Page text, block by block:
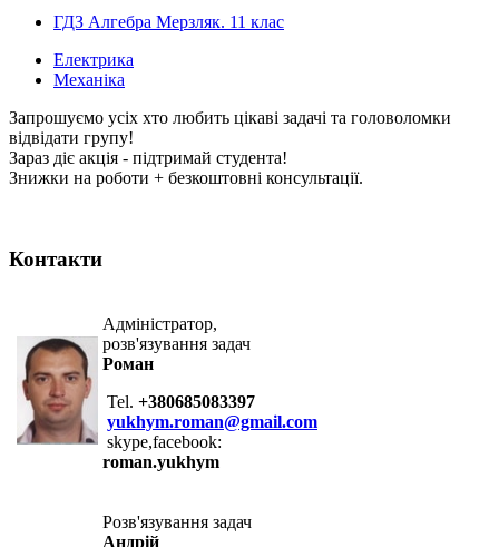
ГДЗ Алгебра Мерзляк. 11 клас
Електрика
Механіка
Запрошуємо усіх хто любить цікаві задачі та головоломки
відвідати групу!
Зараз діє акція - підтримай студента!
Знижки на роботи + безкоштовні консультації.
Контакти
Адміністратор,
розв'язування задач
Роман
Tel. +380685083397
yukhym.roman@gmail.com
skype,facebook:
roman.yukhym
Розв'язування задач
Андрій